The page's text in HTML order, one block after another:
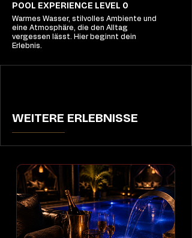
POOL EXPERIENCE LEVEL 0
Warmes Wasser, stilvolles Ambiente und
eine Atmosphäre, die den Alltag
vergessen lässt. Hier beginnt dein
Erlebnis.
WEITERE ERLEBNISSE